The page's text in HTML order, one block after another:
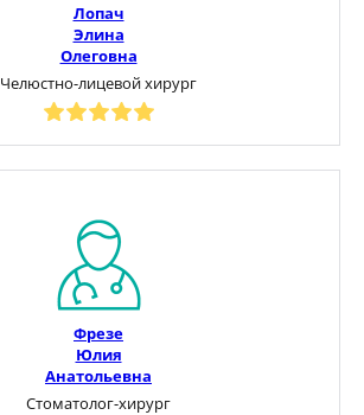
Лопач
Элина
Олеговна
Челюстно-лицевой хирург
Фрезе
Юлия
Анатольевна
Стоматолог-хирург